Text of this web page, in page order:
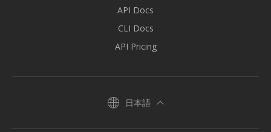
API Docs
CLI Docs
API Pricing
日本語